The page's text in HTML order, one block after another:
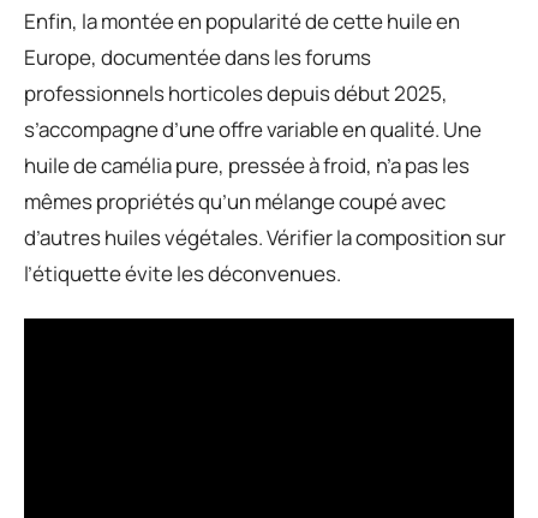
Enfin, la montée en popularité de cette huile en
Europe, documentée dans les forums
professionnels horticoles depuis début 2025,
s’accompagne d’une offre variable en qualité. Une
huile de camélia pure, pressée à froid, n’a pas les
mêmes propriétés qu’un mélange coupé avec
d’autres huiles végétales. Vérifier la composition sur
l’étiquette évite les déconvenues.